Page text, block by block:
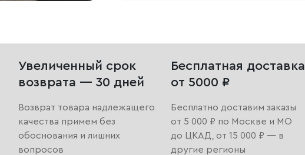
Увеличенный срок
возврата — 30 дней
Возврат товара надлежащего
качества примем без
обоснования и лишних
вопросов
Бесплатная доставка
от 5000 ₽
Бесплатно доставим заказы
от 5 000 ₽ по Москве и МО
до ЦКАД, от 15 000 ₽ — в
другие регионы